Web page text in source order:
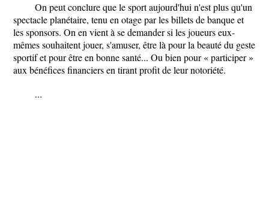
On peut conclure que le sport aujourd'hui n'est plus qu'un
spectacle planétaire, tenu en otage par les billets de banque et
les sponsors. On en vient à se demander si les joueurs eux-
mêmes souhaitent jouer, s'amuser, être là pour la beauté du geste
sportif et pour être en bonne santé... Ou bien pour « participer »
aux bénéfices financiers en tirant profit de leur notoriété.
...